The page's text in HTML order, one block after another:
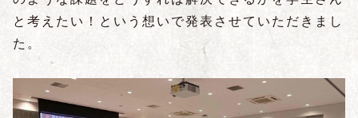
と考えたい！という想いで発表させていただきまし
た。